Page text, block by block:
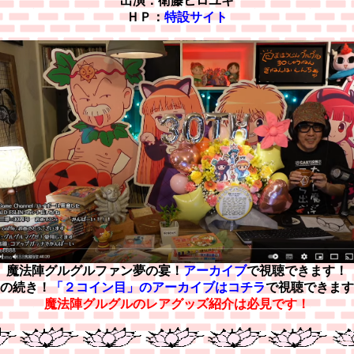
ＨＰ：特設サイト
魔法陣グルグルファン夢の宴！アーカイブで視聴できます！
続き！「２コイン目」のアーカイブはコチラで視聴できま
魔法陣グルグルのレアグッズ紹介は必見です！